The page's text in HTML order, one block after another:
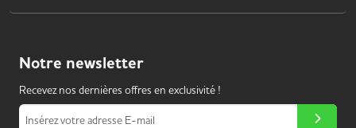
Notre newsletter
Recevez nos dernières offres en exclusivité !
Insérez votre adresse E-mail